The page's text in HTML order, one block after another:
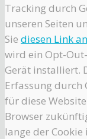
Tracking durch
unseren Seiten
Sie diesen Link
wird ein Opt-
Gerät installiert.
Erfassung durch
für diese
Browser
lange der